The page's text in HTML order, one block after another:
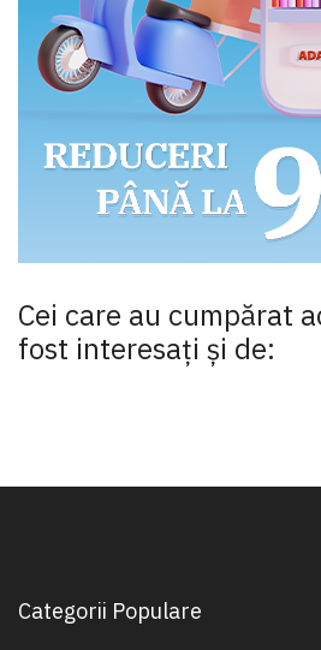
Cei care au cumpărat
fost interesaţi şi de:
Categorii Populare